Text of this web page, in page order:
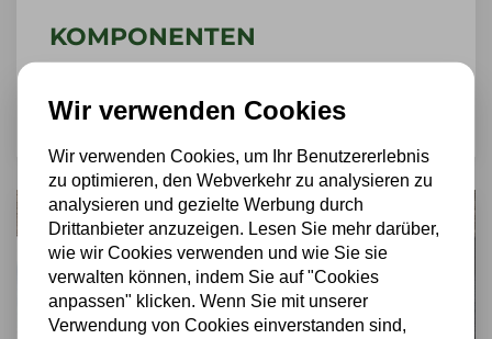
KOMPONENTEN
WEITER LESEN
Wir verwenden Cookies
Wir verwenden Cookies, um Ihr Benutzererlebnis
zu optimieren, den Webverkehr zu analysieren zu
analysieren und gezielte Werbung durch
Drittanbieter anzuzeigen. Lesen Sie mehr darüber,
wie wir Cookies verwenden und wie Sie sie
verwalten können, indem Sie auf "Cookies
anpassen" klicken. Wenn Sie mit unserer
Verwendung von Cookies einverstanden sind,